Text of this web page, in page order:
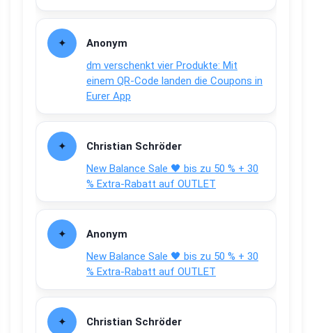
Anonym
dm verschenkt vier Produkte: Mit
einem QR-Code landen die Coupons in
Eurer App
Christian Schröder
New Balance Sale 🖤 bis zu 50 % + 30
% Extra-Rabatt auf OUTLET
Anonym
New Balance Sale 🖤 bis zu 50 % + 30
% Extra-Rabatt auf OUTLET
Christian Schröder